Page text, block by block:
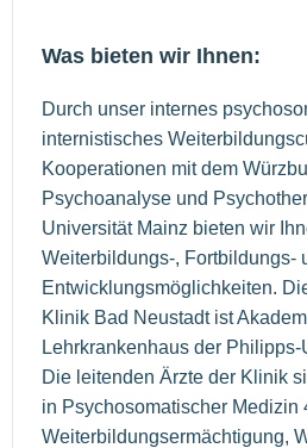
Was bieten wir Ihnen:
Durch unser internes
internistisches
Kooperationen mit dem
Psychoanalyse und
Universität Mainz bieten wir
Weiterbildungs-, Fortbildungs-
Entwicklungsmöglichkeiten.
Klinik Bad Neustadt ist
Lehrkrankenhaus der
Die leitenden Ärzte der Klinik
in Psychosomatischer Medizin
Weiterbildungsermächtigung,